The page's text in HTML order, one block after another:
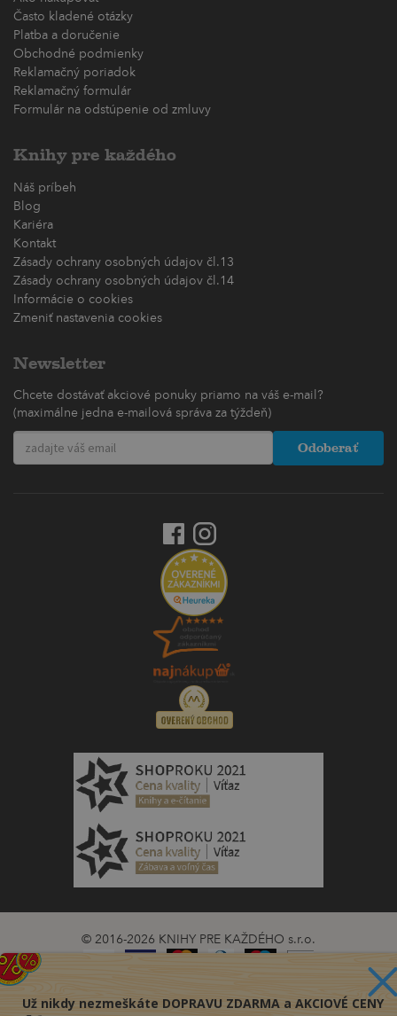
Často kladené otázky
Platba a doručenie
Obchodné podmienky
Reklamačný poriadok
Reklamačný formulár
Formulár na odstúpenie od zmluvy
Knihy pre každého
Náš príbeh
Blog
Kariéra
Kontakt
Zásady ochrany osobných údajov čl.13
Zásady ochrany osobných údajov čl.14
Informácie o cookies
Zmeniť nastavenia cookies
Newsletter
Chcete dostávať akciové ponuky priamo na váš e-mail?
(maximálne jedna e-mailová správa za týždeň)
Odoberať
© 2016-2026 KNIHY PRE KAŽDÉHO s.r.o.
Už nikdy nezmeškáte DOPRAVU ZDARMA a AKCIOVÉ CENY